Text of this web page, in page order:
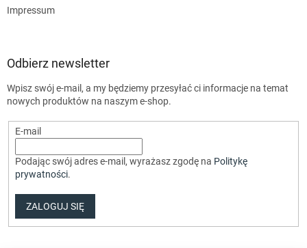
Impressum
Odbierz newsletter
Wpisz swój e-mail, a my będziemy przesyłać ci informacje na temat
nowych produktów na naszym e-shop.
E-mail
Podając swój adres e-mail, wyrażasz zgodę na Politykę
prywatności.
ZALOGUJ SIĘ